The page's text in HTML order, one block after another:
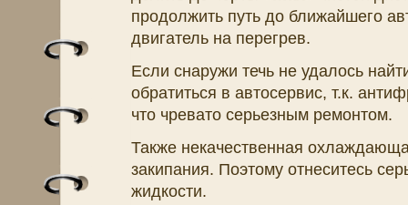
продолжить путь до ближайшего
двигатель на перегрев.
Если снаружи течь не удалось
обратиться в автосервис, т.к.
что чревато серьезным ремонтом.
Также некачественная
закипания. Поэтому отнеситесь
жидкости.